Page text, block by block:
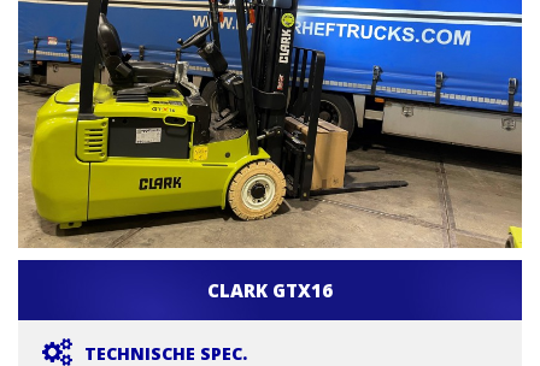
CLARK GTX16
TECHNISCHE SPEC.